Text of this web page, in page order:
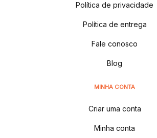
Política de privacidade
Política de entrega
Fale conosco
Blog
MINHA CONTA
Criar uma conta
Minha conta